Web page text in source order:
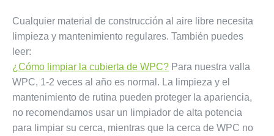
Cualquier material de construcción al aire libre necesita
limpieza y mantenimiento regulares. También puedes
leer:
¿Cómo limpiar la cubierta de WPC? Para nuestra valla
WPC, 1-2 veces al año es normal. La limpieza y el
mantenimiento de rutina pueden proteger la apariencia,
no recomendamos usar un limpiador de alta potencia
para limpiar su cerca, mientras que la cerca de WPC no